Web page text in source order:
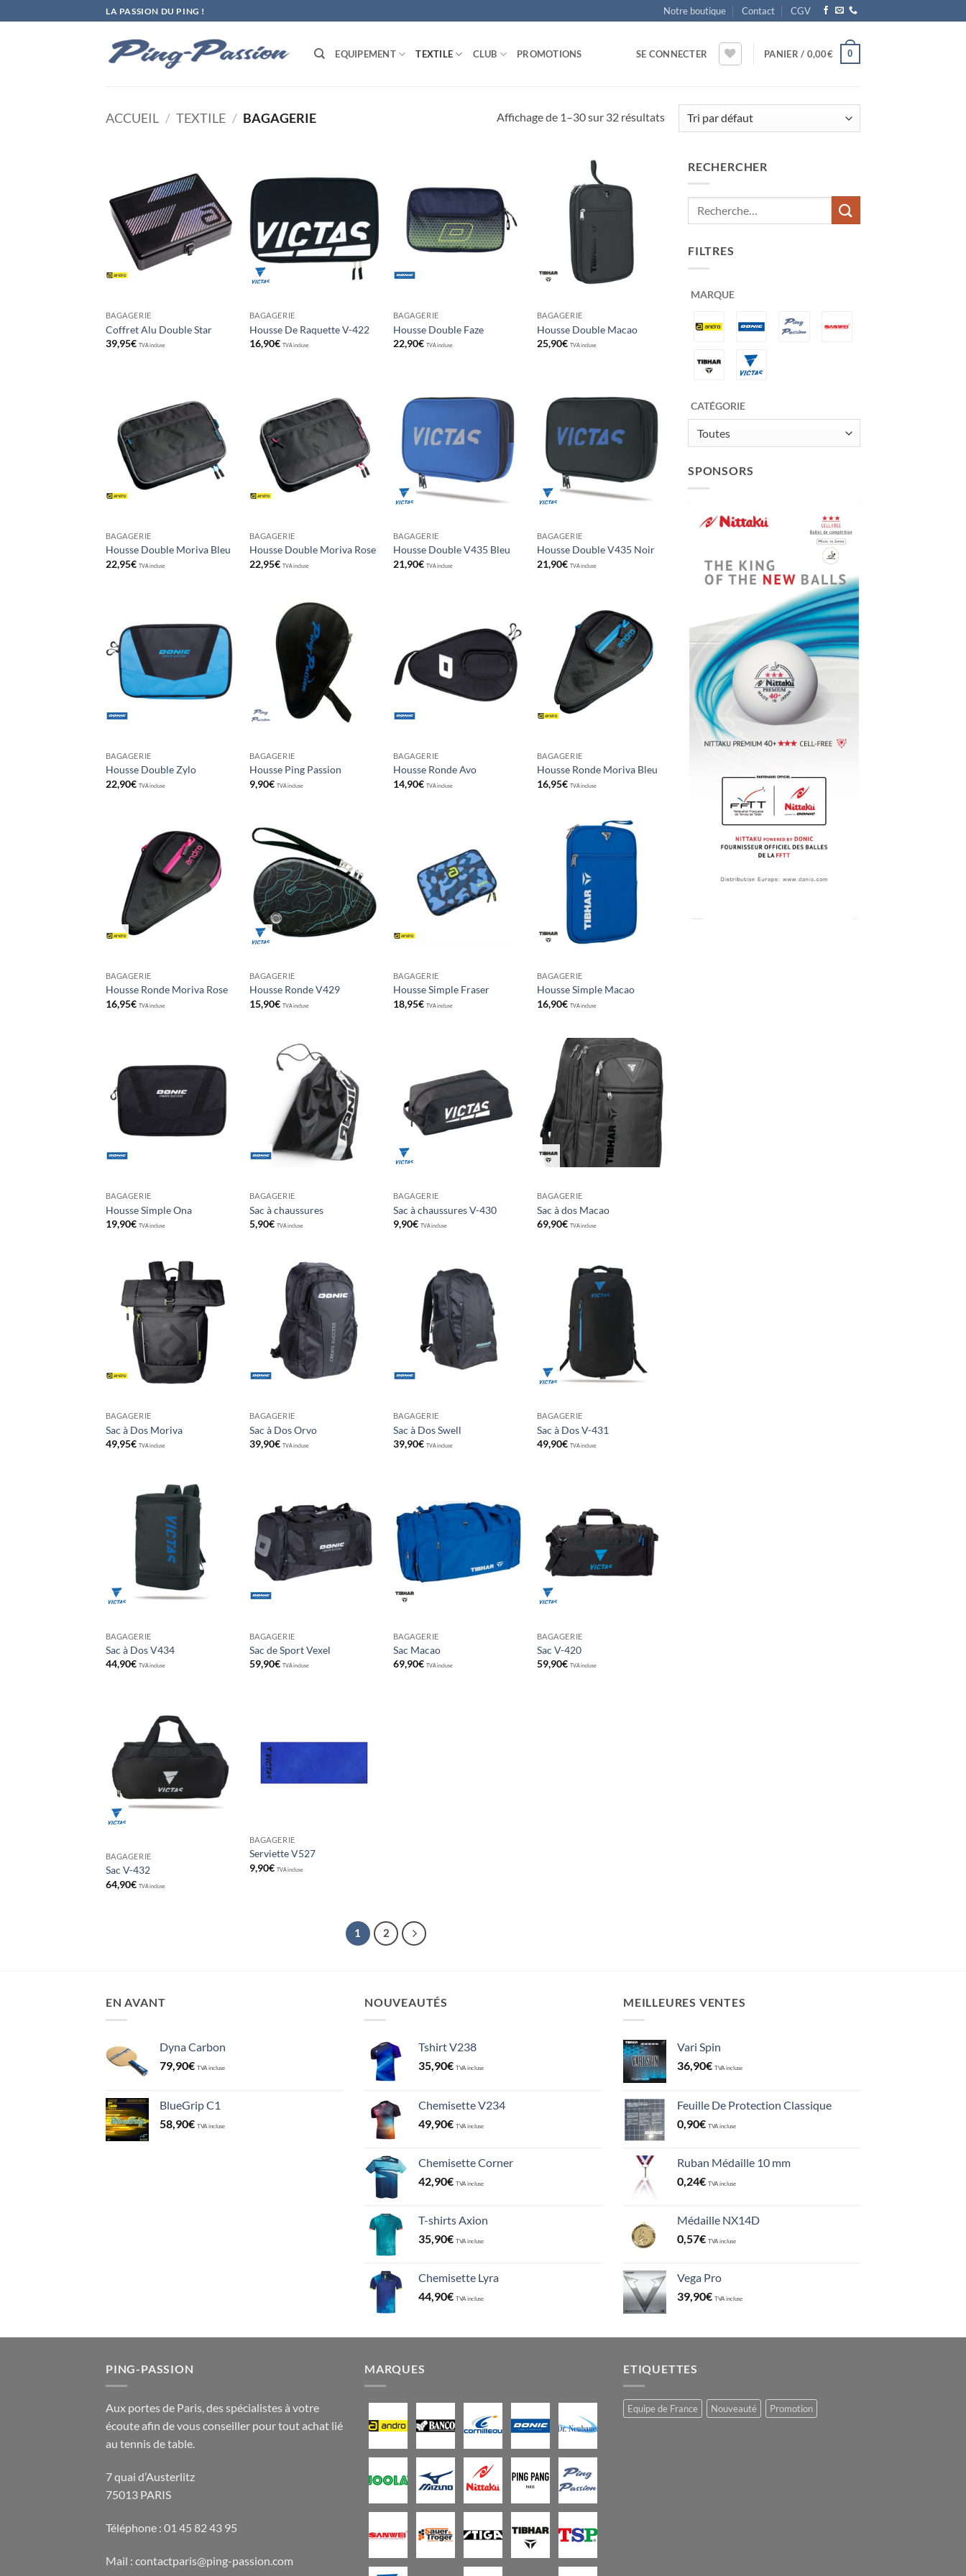
au
LA PASSION DU PING ! Notre boutique Contact CGV
EQUIPEMENT TEXTILE CLUB PROMOTIONS SE CONNECTER PANIER / 0,00€ 0
ACCUEIL / TEXTILE / BAGAGERIE Affichage de 1–30 sur 32 résultats
Ajouter
aux
souhaits
BAGAGERIE
Coffret Alu Double Star
39,95€ TVA incluse
BAGAGERIE
Housse De Raquette V-422
16,90€ TVA incluse
Ajouter
aux
souhaits
BAGAGERIE
Housse Double Faze
22,90€ TVA incluse
Ajouter
aux
BAGAGERIE
Housse Double Macao
25,90€ TVA incluse
Ajouter
aux
souhaits
BAGAGERIE
Housse Double Moriva Bleu
22,95€ TVA incluse
Ajouter
aux
souhaits
BAGAGERIE
Housse Double Moriva Rose
22,95€ TVA incluse
Ajouter
BAGAGERIE
Housse Double V435 Bleu
21,90€ TVA incluse
BAGAGERIE
Housse Double V435 Noir
21,90€ TVA incluse
Ajouter
aux
souhaits
BAGAGERIE
Housse Double Zylo
22,90€ TVA incluse
Ajouter
aux
souhaits
BAGAGERIE
Housse Ping Passion
9,90€ TVA incluse
Ajouter
souhaits
BAGAGERIE
Housse Ronde Avo
14,90€ TVA incluse
Ajouter
aux
souhaits
BAGAGERIE
Housse Ronde Moriva Bleu
16,95€ TVA incluse
Ajouter
souhaits
BAGAGERIE
Housse Ronde Moriva Rose
16,95€ TVA incluse
Ajouter
aux
souhaits
BAGAGERIE
Housse Ronde V429
15,90€ TVA incluse
Ajouter
aux
souhaits
BAGAGERIE
Housse Simple Fraser
18,95€ TVA incluse
Ajouter
souhaits
BAGAGERIE
Housse Simple Macao
16,90€ TVA incluse
Ajouter
BAGAGERIE
Housse Simple Ona
19,90€ TVA incluse
Ajouter
aux
souhaits
BAGAGERIE
Sac à chaussures
5,90€ TVA incluse
Ajouter
aux
souhaits
BAGAGERIE
Sac à chaussures V-430
9,90€ TVA incluse
Ajouter
aux
souhaits
BAGAGERIE
Sac à dos Macao
69,90€ TVA incluse
Ajouter
aux
souhaits
BAGAGERIE
Sac à Dos Moriva
49,95€ TVA incluse
Ajouter
aux
souhaits
BAGAGERIE
Sac à Dos Orvo
39,90€ TVA incluse
Ajouter
aux
souhaits
BAGAGERIE
Sac à Dos Swell
39,90€ TVA incluse
Ajouter
aux
souhaits
BAGAGERIE
Sac à Dos V-431
49,90€ TVA incluse
Ajouter
souhaits
BAGAGERIE
Sac à Dos V434
44,90€ TVA incluse
Ajouter
aux
BAGAGERIE
Sac de Sport Vexel
59,90€ TVA incluse
Ajouter
aux
BAGAGERIE
Sac Macao
69,90€ TVA incluse
aux
souhaits
BAGAGERIE
Sac V-420
59,90€ TVA incluse
aux
souhaits
BAGAGERIE
Sac V-432
64,90€ TVA incluse
BAGAGERIE
Serviette V527
9,90€ TVA incluse
1 2
RECHERCHER
FILTRES
MARQUE
CATÉGORIE
Toutes
SPONSORS
EN AVANT
Dyna Carbon
79,90€ TVA incluse
BlueGrip C1
58,90€ TVA incluse
NOUVEAUTÉS
Tshirt V238
35,90€ TVA incluse
Chemisette V234
49,90€ TVA incluse
Chemisette Corner
42,90€ TVA incluse
T-shirts Axion
35,90€ TVA incluse
Chemisette Lyra
44,90€ TVA incluse
MEILLEURES VENTES
Vari Spin
36,90€ TVA incluse
Feuille De Protection Classique
0,90€ TVA incluse
Ruban Médaille 10 mm
0,24€ TVA incluse
Médaille NX14D
0,57€ TVA incluse
Vega Pro
39,90€ TVA incluse
PING-PASSION
Aux portes de Paris, des spécialistes à votre
écoute afin de vous conseiller pour tout achat lié
au tennis de table.
7 quai d’Austerlitz
75013 PARIS
Téléphone : 01 45 82 43 95
Mail : contactparis@ping-passion.com
MARQUES ETIQUETTES
Equipe de France Nouveauté Promotion